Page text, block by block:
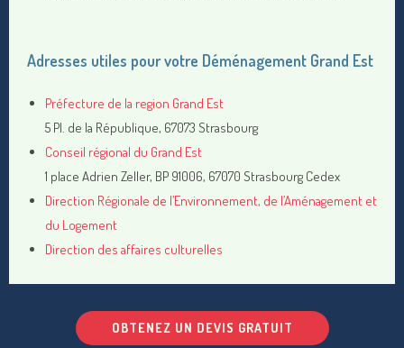
Adresses utiles pour votre Déménagement Grand Est
Préfecture de la region Grand Est
5 Pl. de la République, 67073 Strasbourg
Conseil régional du Grand Est
1 place Adrien Zeller, BP 91006, 67070 Strasbourg Cedex
Direction Régionale de l’Environnement, de l’Aménagement et
du Logement
Direction des affaires culturelles
OBTENEZ UN DEVIS GRATUIT